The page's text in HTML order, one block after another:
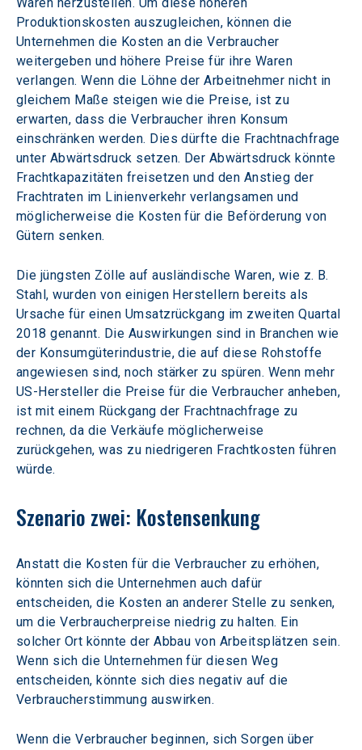
Produktionskosten auszugleichen, können die
Unternehmen die Kosten an die Verbraucher
weitergeben und höhere Preise für ihre Waren
verlangen. Wenn die Löhne der Arbeitnehmer nicht in
gleichem Maße steigen wie die Preise, ist zu
erwarten, dass die Verbraucher ihren Konsum
einschränken werden. Dies dürfte die Frachtnachfrage
unter Abwärtsdruck setzen. Der Abwärtsdruck könnte
Frachtkapazitäten freisetzen und den Anstieg der
Frachtraten im Linienverkehr verlangsamen und
möglicherweise die Kosten für die Beförderung von
Gütern senken.
Die jüngsten Zölle auf ausländische Waren, wie z. B.
Stahl, wurden von einigen Herstellern bereits als
Ursache für einen Umsatzrückgang im zweiten Quartal
2018 genannt. Die Auswirkungen sind in Branchen wie
der Konsumgüterindustrie, die auf diese Rohstoffe
angewiesen sind, noch stärker zu spüren. Wenn mehr
US-Hersteller die Preise für die Verbraucher anheben,
ist mit einem Rückgang der Frachtnachfrage zu
rechnen, da die Verkäufe möglicherweise
zurückgehen, was zu niedrigeren Frachtkosten führen
würde.
Szenario zwei: Kostensenkung
Anstatt die Kosten für die Verbraucher zu erhöhen,
könnten sich die Unternehmen auch dafür
entscheiden, die Kosten an anderer Stelle zu senken,
um die Verbraucherpreise niedrig zu halten. Ein
solcher Ort könnte der Abbau von Arbeitsplätzen sein.
Wenn sich die Unternehmen für diesen Weg
entscheiden, könnte sich dies negativ auf die
Verbraucherstimmung auswirken.
Wenn die Verbraucher beginnen, sich Sorgen über